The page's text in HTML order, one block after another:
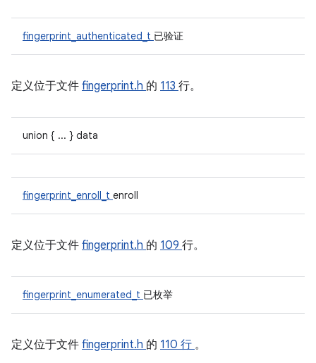
fingerprint_authenticated_t 已验证
定义位于文件 fingerprint.h 的 113 行。
union { ... } data
fingerprint_enroll_t enroll
定义位于文件 fingerprint.h 的 109 行。
fingerprint_enumerated_t 已枚举
定义位于文件 fingerprint.h 的 110 行 。